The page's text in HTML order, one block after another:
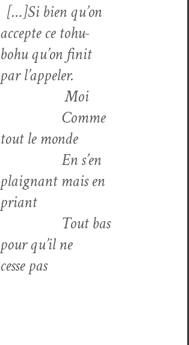
[…]Si bien qu’on
accepte ce tohu-
bohu qu’on finit
par l’appeler.
Moi
Comme
tout le monde
En s’en
plaig­nant mais en
priant
Tout bas
pour qu’il ne
cesse pas